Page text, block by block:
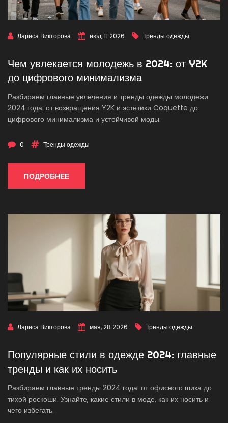
Лариса Викторова июл, 11 2026 Тренды одежды
Чем увлекается молодежь в 2024: от Y2K
до цифрового минимализма
Разбираем главные увлечения и тренды одежды молодежи
2024 года: от возвращения Y2K и эстетики Coquette до
цифрового минимализма и устойчивой моды.
0 Тренды одежды
ПОДРОБНЕЕ
Лариса Викторова мая, 28 2026 Тренды одежды
Популярные стили в одежде 2024: главные
тренды и как их носить
Разбираем главные тренды 2024 года: от офисного шика до
тихой роскоши. Узнайте, какие стили в моде, как их носить и
чего избегать.